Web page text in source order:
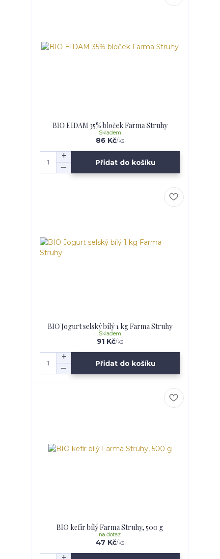
BIO EIDAM 35% bloček Farma Struhy
86 Kč/ks
Skladem
Přidat do košíku
BIO Jogurt selský bílý 1 kg Farma Struhy
91 Kč/ks
Skladem
Přidat do košíku
BIO kefír bílý Farma Struhy, 500 g
47 Kč/ks
na dotaz